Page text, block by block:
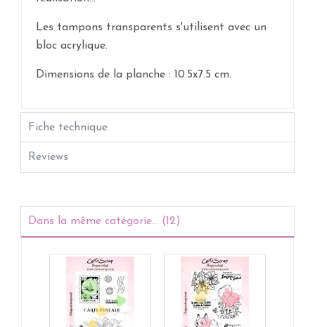
Les tampons transparents s'utilisent avec un
bloc acrylique.
Dimensions de la planche : 10.5x7.5 cm.
Fiche technique
Reviews
Dans la même catégorie... (12)